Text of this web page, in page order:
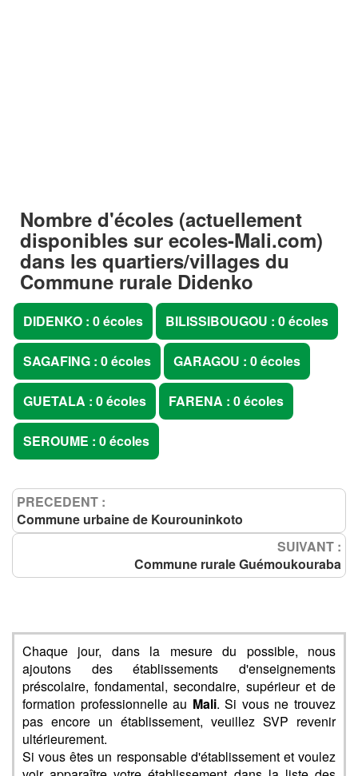
Nombre d'écoles (actuellement
disponibles sur ecoles-Mali.com)
dans les quartiers/villages du
Commune rurale Didenko
DIDENKO : 0 écoles BILISSIBOUGOU : 0 écoles
SAGAFING : 0 écoles GARAGOU : 0 écoles
GUETALA : 0 écoles FARENA : 0 écoles
SEROUME : 0 écoles
PRECEDENT :
Commune urbaine de Kourouninkoto
SUIVANT :
Commune rurale Guémoukouraba
Chaque jour, dans la mesure du possible, nous
ajoutons des établissements d'enseignements
préscolaire, fondamental, secondaire, supérieur et de
formation professionnelle au Mali. Si vous ne trouvez
pas encore un établissement, veuillez SVP revenir
ultérieurement.
Si vous êtes un responsable d'établissement et voulez